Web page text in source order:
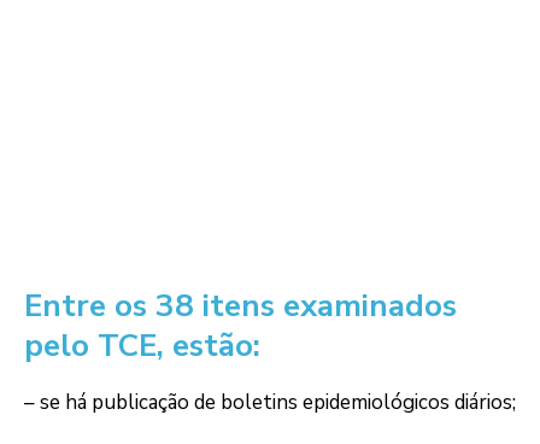
Entre os 38 itens examinados
pelo TCE, estão:
– se há publicação de boletins epidemiológicos diários;